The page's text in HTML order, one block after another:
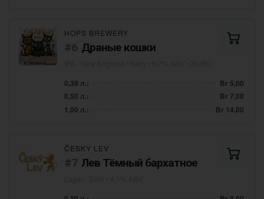
HOPS BREWERY
Драные кошки
0,30 л.:
Br 5,00
0,50 л.:
Br 7,00
1,00 л.:
Br 14,00
ČESKY LEV
Лев Тёмный бархатное